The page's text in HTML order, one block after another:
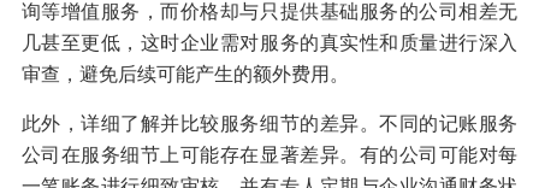
询等增值服务，而价格却与只提供基础服务的公司相差无
几甚至更低，这时企业需对服务的真实性和质量进行深入
审查，避免后续可能产生的额外费用。
此外，详细了解并比较服务细节的差异。不同的记账服务
公司在服务细节上可能存在显著差异。有的公司可能对每